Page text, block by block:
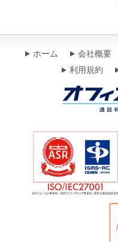
ホーム 会社概要
利用規約